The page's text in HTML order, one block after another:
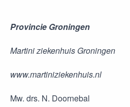
Provincie Groningen
Martini ziekenhuis Groningen
www.martiniziekenhuis.nl
Mw. drs. N. Doornebal